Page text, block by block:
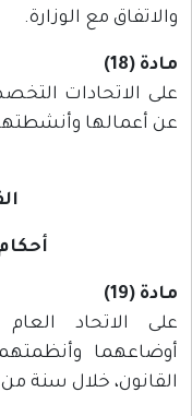
والاتفاق مع الوزارة.
مادة (18)
على الاتحادات
عن أعمالها وأنشطتها
مادة (19)
على الاتحاد
أوضاعهما
القانون، خلال سنة من